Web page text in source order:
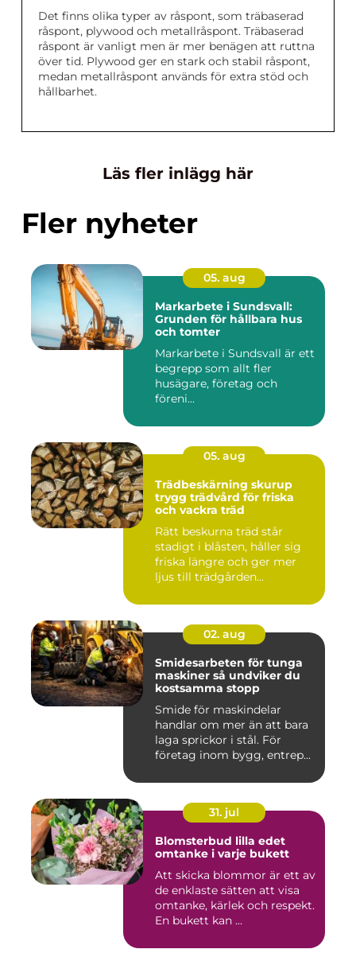
Det finns olika typer av råspont, som träbaserad
råspont, plywood och metallråspont. Träbaserad
råspont är vanligt men är mer benägen att ruttna
över tid. Plywood ger en stark och stabil råspont,
medan metallråspont används för extra stöd och
hållbarhet.
Läs fler inlägg här
Fler nyheter
05. aug
Markarbete i Sundsvall:
Grunden för hållbara hus
och tomter
Markarbete i Sundsvall är ett
begrepp som allt fler
husägare, företag och
föreni...
05. aug
Trädbeskärning skurup
trygg trädvård för friska
och vackra träd
Rätt beskurna träd står
stadigt i blåsten, håller sig
friska längre och ger mer
ljus till trädgården...
02. aug
Smidesarbeten för tunga
maskiner så undviker du
kostsamma stopp
Smide för maskindelar
handlar om mer än att bara
laga sprickor i stål. För
företag inom bygg, entrep...
31. jul
Blomsterbud lilla edet
omtanke i varje bukett
Att skicka blommor är ett av
de enklaste sätten att visa
omtanke, kärlek och respekt.
En bukett kan ...